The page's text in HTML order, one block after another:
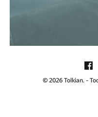
© 2026 Tolkian. -